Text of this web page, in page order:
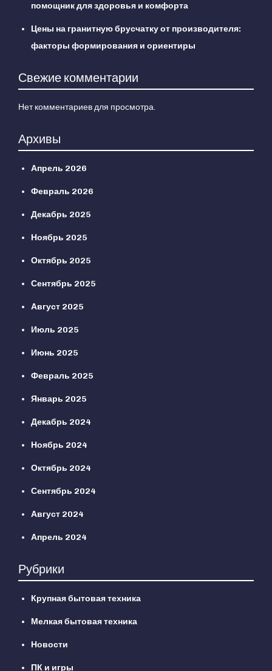
помощник для здоровья и комфорта
Цены на гранитную брусчатку от производителя:
факторы формирования и ориентиры
Свежие комментарии
Нет комментариев для просмотра.
Архивы
Апрель 2026
Февраль 2026
Декабрь 2025
Ноябрь 2025
Октябрь 2025
Сентябрь 2025
Август 2025
Июль 2025
Июнь 2025
Февраль 2025
Январь 2025
Декабрь 2024
Ноябрь 2024
Октябрь 2024
Сентябрь 2024
Август 2024
Апрель 2024
Рубрики
Крупная бытовая техника
Мелкая бытовая техника
Новости
ПК и игры